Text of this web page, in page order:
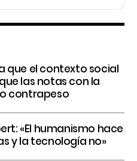
que el contexto social
las notas con la
contrapeso
«El humanismo hace
y la tecnología no»